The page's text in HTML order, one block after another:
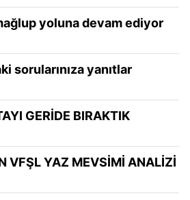
yoluna devam ediyor
sorularınıza yanıtlar
GERİDE BIRAKTIK
VFŞL YAZ MEVSİMİ ANALİZİ